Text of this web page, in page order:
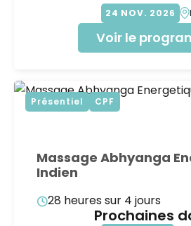
24 NOV 2026
Voir le
Présentiel CPF
Massage Abhyanga
Indien
28 heures sur 4 jours
Prochaines